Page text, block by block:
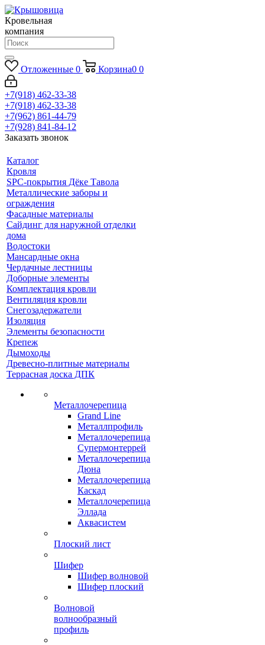
Кровельная
компания
Отложенные 0 Корзина0 0
+7(918) 462-33-38
+7(918) 462-33-38
+7(962) 861-44-79
+7(928) 841-84-12
Заказать звонок
Каталог
Кровля
SPC-покрытия Дёке Тавола
Металлические заборы и
ограждения
Фасадные материалы
Сайдинг для наружной отделки
дома
Водостоки
Мансардные окна
Чердачные лестницы
Доборные элементы
Комплектация кровли
Вентиляция кровли
Снегозадержатели
Изоляция
Элементы безопасности
Крепеж
Дымоходы
Древесно-плитные материалы
Террасная доска ДПК
Металлочерепица
Grand Line
Металлпрофиль
Металлочерепица
Супермонтеррей
Металлочерепица
Дюна
Металлочерепица
Каскад
Металлочерепица
Эллада
Аквасистем
Плоский лист
Шифер
Шифер волновой
Шифер плоский
Волновой
волнообразный
профиль